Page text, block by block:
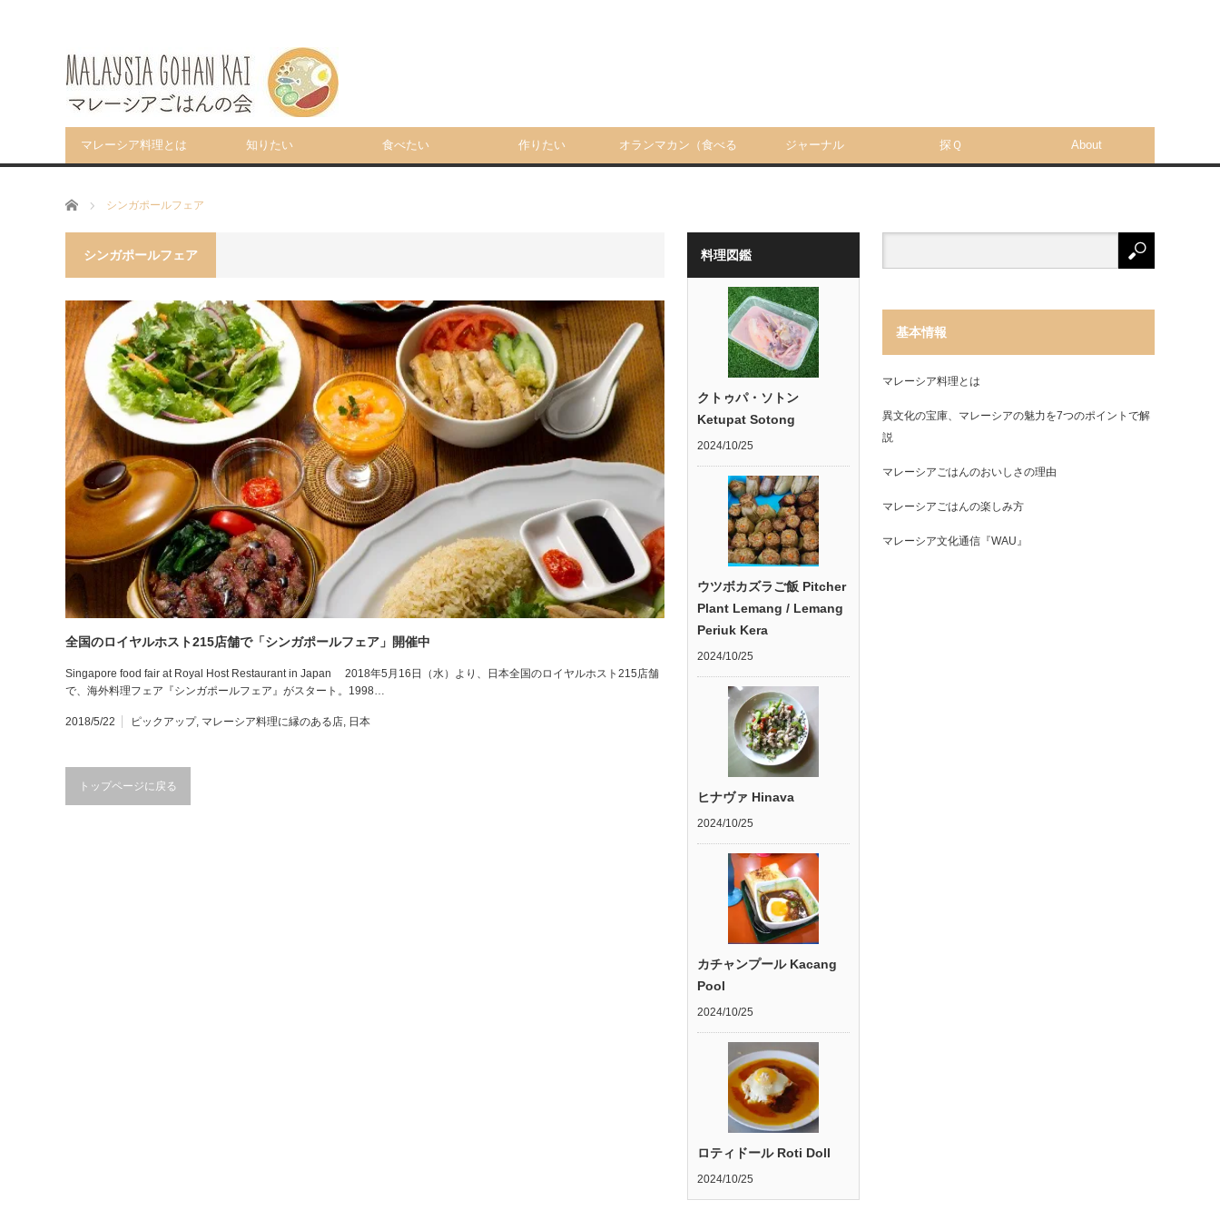
マレーシア料理とは 知りたい 食べたい 作りたい オランマカン（食べる ジャーナル 探Ｑ About
ホーム シンガポールフェア
シンガポールフェア
全国のロイヤルホスト215店舗で「シンガポールフェア」開催中
Singapore food fair at Royal Host Restaurant in Japan 2018年5月16日（水）より、日本全国のロイヤルホスト215店舗
で、海外料理フェア『シンガポールフェア』がスタート。1998…
2018/5/22 ピックアップ, マレーシア料理に縁のある店, 日本
トップページに戻る
料理図鑑
クトゥパ・ソトン
Ketupat Sotong
2024/10/25
ウツボカズラご飯 Pitcher
Plant Lemang / Lemang
Periuk Kera
2024/10/25
ヒナヴァ Hinava
2024/10/25
カチャンプール Kacang
Pool
2024/10/25
ロティドール Roti Doll
2024/10/25
基本情報
マレーシア料理とは
異文化の宝庫、マレーシアの魅力を7つのポイントで解
説
マレーシアごはんのおいしさの理由
マレーシアごはんの楽しみ方
マレーシア文化通信『WAU』